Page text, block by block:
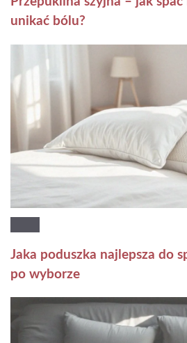
unikać bólu?
Jaka poduszka najlepsza do
po wyborze